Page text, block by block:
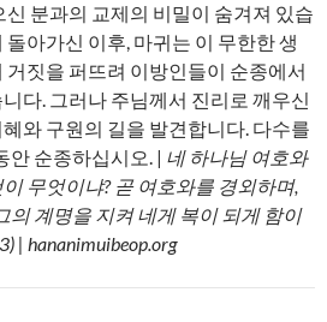
분과의 교제의 비밀이 숨겨져 있습
아가신 이후, 마귀는 이 무한한 생
거짓을 퍼뜨려 이방인들이 순종에서
다. 그러나 주님께서 진리로 깨우신
와 구원의 길을 발견합니다. 다수를
안 순종하십시오. | 네 하나님 여호와
무엇이냐? 곧 여호와를 경외하며,
의 계명을 지켜 네게 복이 되게 함이
| hananimuibeop.org